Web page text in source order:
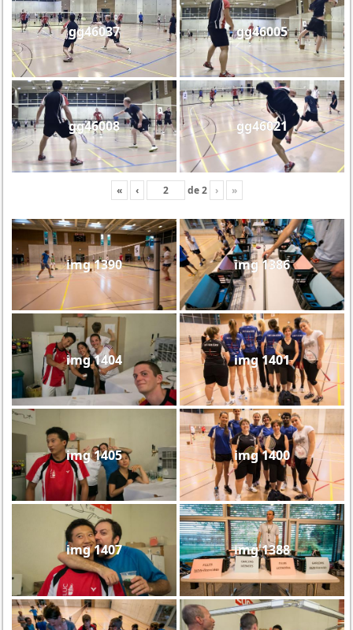
gg46037 gg46005
gg46008 gg46021
« ‹ de2 › »
img 1390 img 1386
img 1404 img 1401
img 1405 img 1400
img 1407 img 1388